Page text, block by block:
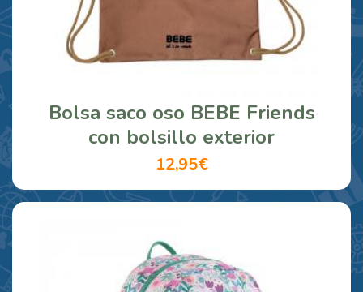
Bolsa saco oso BEBE Friends
con bolsillo exterior
12,95€